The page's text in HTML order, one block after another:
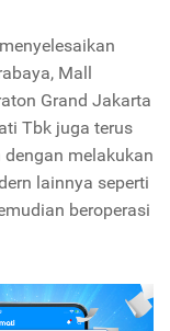
Mall
Grand Jakarta
Tbk juga terus
dengan melakukan
lainnya seperti
beroperasi